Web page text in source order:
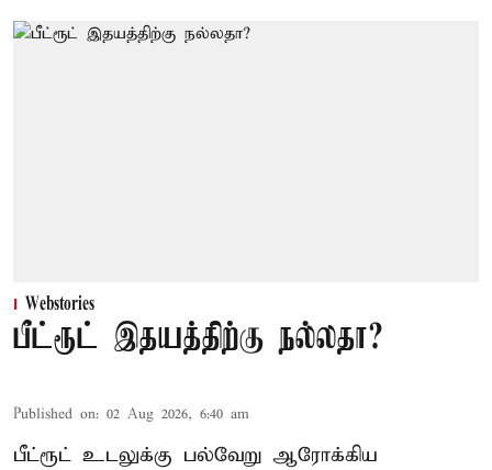
Webstories
பீட்ரூட் இதயத்திற்கு நல்லதா?
Published on: 02 Aug 2026, 6:40 am
பீட்ரூட் உடலுக்கு பல்வேறு ஆரோக்கிய